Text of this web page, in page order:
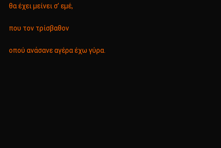
θα έχει μείνει σ’ εμέ,
που τον τρίσβαθον
οπού ανάσανε αγέρα έχω γύρα.